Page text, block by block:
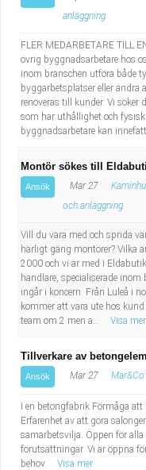
anläggning
FLER MEDARBETARE TILL
övrig byggnadsarbetare hos
inom branschen utföra både
byggarbetsplatser eller
renoveras till kunder. Vi
som har uthållighet och
byggnadsarbetare kan
Montör sökes till
Ansök Mar 27
och anläggning
Vill du vara med och sprida
härligt gäng montörer? Vilka
2000 och vi är med i
handlare, specialiserade
ingår i koncern. Från Luleå i
kommer att vara ute hos
team om 2 men a...
Visa mer
Tillverkare av
Ansök Mar 27 Mar&Co
I en betongfabrik Förmåga
Erfarenhet av att göra
samarbetsvilja. Öppen för
förutsättningar. Vi är öppna
behov.
Visa mer